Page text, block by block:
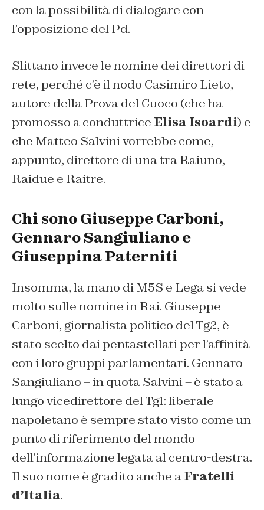
con la possibilità di dialogare con
l’opposizione del Pd.
Slittano invece le nomine dei direttori di
rete, perché c’è il nodo Casimiro Lieto,
autore della Prova del Cuoco (che ha
promosso a conduttrice Elisa Isoardi) e
che Matteo Salvini vorrebbe come,
appunto, direttore di una tra Raiuno,
Raidue e Raitre.
Chi sono Giuseppe Carboni,
Gennaro Sangiuliano e
Giuseppina Paterniti
Insomma, la mano di M5S e Lega si vede
molto sulle nomine in Rai. Giuseppe
Carboni, giornalista politico del Tg2, è
stato scelto dai pentastellati per l’affinità
con i loro gruppi parlamentari. Gennaro
Sangiuliano – in quota Salvini – è stato a
lungo vicedirettore del Tg1: liberale
napoletano è sempre stato visto come un
punto di riferimento del mondo
dell’informazione legata al centro-destra.
Il suo nome è gradito anche aFratelli
d’Italia.